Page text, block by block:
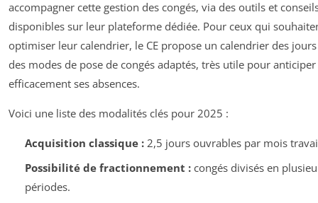
accompagner cette gestion des congés, via des outils et
disponibles sur leur plateforme dédiée. Pour ceux qui
optimiser leur calendrier, le CE propose un calendrier des
des modes de pose de congés adaptés, très utile pour anticiper
efficacement ses absences.
Voici une liste des modalités clés pour 2025 :
Acquisition classique :2,5 jours ouvrables par mois
Possibilité de fractionnement :congés divisés en
périodes.